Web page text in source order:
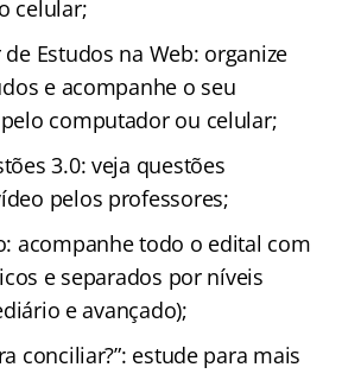
celular;
Estudos na Web: organize
e acompanhe o seu
computador ou celular;
3.0: veja questões
pelos professores;
acompanhe todo o edital com
e separados por níveis
e avançado);
conciliar?”: estude para mais